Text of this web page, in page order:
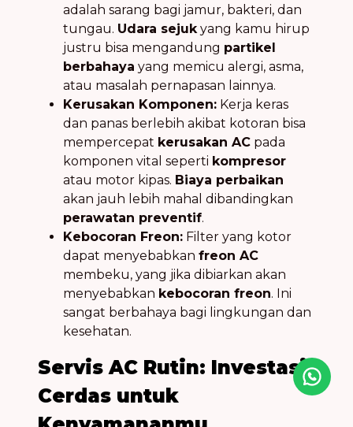
adalah sarang bagi jamur, bakteri, dan
tungau. Udara sejukyang kamu hirup
justru bisa mengandung partikel
berbahaya yang memicu alergi, asma,
atau masalah pernapasan lainnya.
Kerusakan Komponen: Kerja keras
dan panas berlebih akibat kotoran bisa
mempercepat kerusakan AC pada
komponen vital seperti kompresor
atau motor kipas. Biaya perbaikan
akan jauh lebih mahal dibandingkan
perawatan preventif.
Kebocoran Freon: Filter yang kotor
dapat menyebabkan freon AC
membeku, yang jika dibiarkan akan
menyebabkan kebocoran freon. Ini
sangat berbahaya bagi lingkungan dan
kesehatan.
Servis AC Rutin: Investasi
Cerdas untuk
Icon